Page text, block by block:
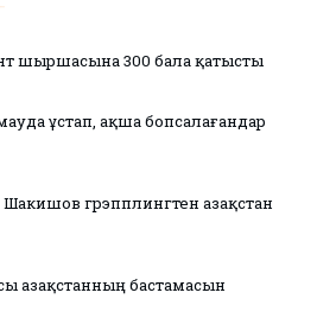
шыршасына 300 бала қатысты
ұстап, ақша бопсалағандар
грэпплингтен Қазақстан
Қазақстанның бастамасын